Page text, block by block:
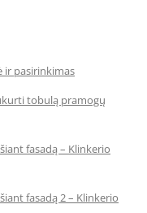
ir pasirinkimas
tobulą pramogų
fasadą – Klinkerio
fasadą 2 – Klinkerio